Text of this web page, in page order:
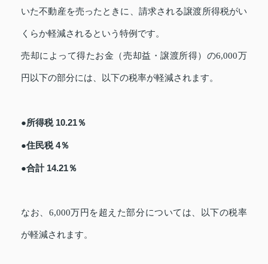
いた不動産を売ったときに、請求される譲渡所得税がい
くらか軽減されるという特例です。
売却によって得たお金（売却益・譲渡所得）の6,000万
円以下の部分には、以下の税率が軽減されます。
●所得税 10.21％
●住民税 4％
●合計 14.21％
なお、6,000万円を超えた部分については、以下の税率
が軽減されます。